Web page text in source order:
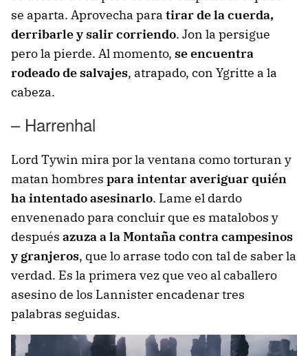
se aparta. Aprovecha para tirar de la cuerda,
derribarle y salir corriendo. Jon la persigue
pero la pierde. Al momento, se encuentra
rodeado de salvajes, atrapado, con Ygritte a la
cabeza.
– Harrenhal
Lord Tywin mira por la ventana como torturan y
matan hombres para intentar averiguar quién
ha intentado asesinarlo. Lame el dardo
envenenado para concluir que es matalobos y
después azuza a la Montaña contra campesinos
y granjeros, que lo arrase todo con tal de saber la
verdad. Es la primera vez que veo al caballero
asesino de los Lannister encadenar tres
palabras seguidas.